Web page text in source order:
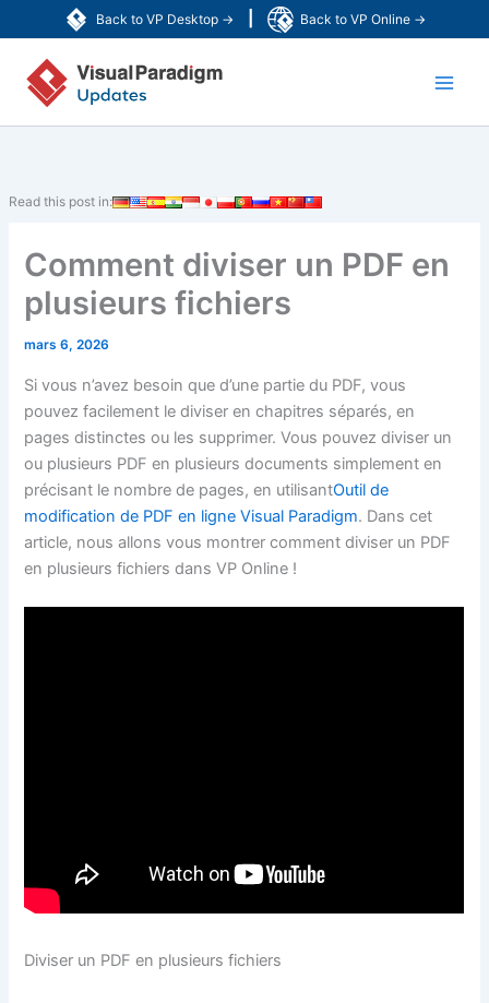
Back to VP Desktop → Back to VP Online →
au
contenu
Read this post in:
Comment diviser un PDF en
plusieurs fichiers
mars 6, 2026
Si vous n’avez besoin que d’une partie du PDF, vous
pouvez facilement le diviser en chapitres séparés, en
pages distinctes ou les supprimer. Vous pouvez diviser un
ou plusieurs PDF en plusieurs documents simplement en
précisant le nombre de pages, en utilisantOutil de
modification de PDF en ligne Visual Paradigm. Dans cet
article, nous allons vous montrer comment diviser un PDF
en plusieurs fichiers dans VP Online !
Diviser un PDF en plusieurs fichiers